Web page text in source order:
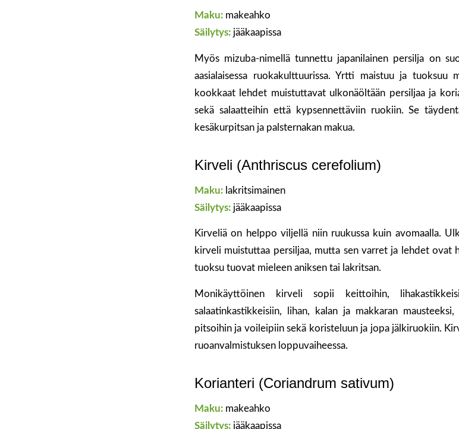
Maku: makeahko
Säilytys: jääkaapissa
Myös mizuba-nimellä tunnettu japanilainen persilja on
aasialaisessa ruokakulttuurissa. Yrtti maistuu ja tuoksuu
kookkaat lehdet muistuttavat ulkonäöltään persiljaa ja
sekä salaatteihin että kypsennettäviin ruokiin. Se
kesäkurpitsan ja palsternakan makua.
Kirveli (Anthriscus cerefolium)
Maku: lakritsimainen
Säilytys: jääkaapissa
Kirveliä on helppo viljellä niin ruukussa kuin avomaalla.
kirveli muistuttaa persiljaa, mutta sen varret ja lehdet ovat
tuoksu tuovat mieleen aniksen tai lakritsan.
Monikäyttöinen kirveli sopii keittoihin,
salaatinkastikkeisiin, lihan, kalan ja makkaran
pitsoihin ja voileipiin sekä koristeluun ja jopa jälkiruokiin.
ruoanvalmistuksen loppuvaiheessa.
Korianteri (Coriandrum sativum)
Maku: makeahko
Säilytys: jääkaapissa